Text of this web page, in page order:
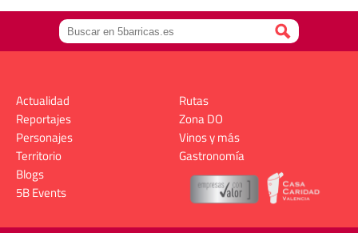
Actualidad
Reportajes
Personajes
Territorio
Rutas
Zona DO
Vinos y más
Gastronomía
Blogs
5B Events